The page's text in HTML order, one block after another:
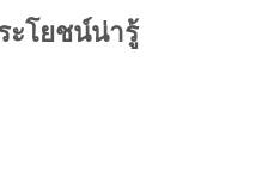
ะโยชน์น่ารู้